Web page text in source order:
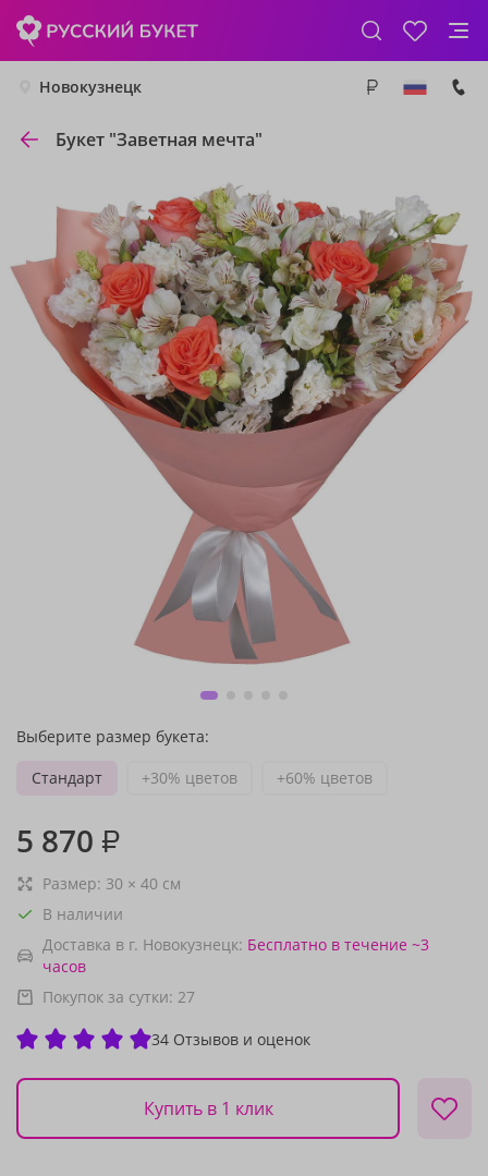
Новокузнецк
Букет "Заветная мечта"
Выберите размер букета:
Стандарт
+30% цветов +60% цветов
5 870 ₽
Размер: 30 × 40 см
В наличии
Доставка в г. Новокузнецк: Бесплатно в течение ~3
часов
Покупок за сутки: 27
34 Отзывов и оценок
Купить в 1 клик